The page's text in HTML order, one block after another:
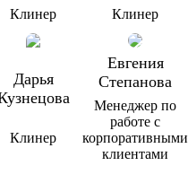
Клинер Клинер
Дарья
Клинер
Евгения
Степанова
Менеджер по
работе с
корпоративными
клиентами